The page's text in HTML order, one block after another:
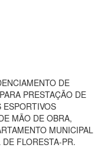
DE
PRESTAÇÃO DE
ESPORTIVOS
MÃO DE OBRA,
MUNICIPAL
FLORESTA-PR.